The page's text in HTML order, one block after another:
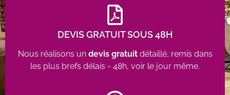
DEVIS GRATUIT SOUS 48H
Nous réalisons un devis gratuitdétaillé, remis dans
les plus brefs délais - 48h, voir le jour même.